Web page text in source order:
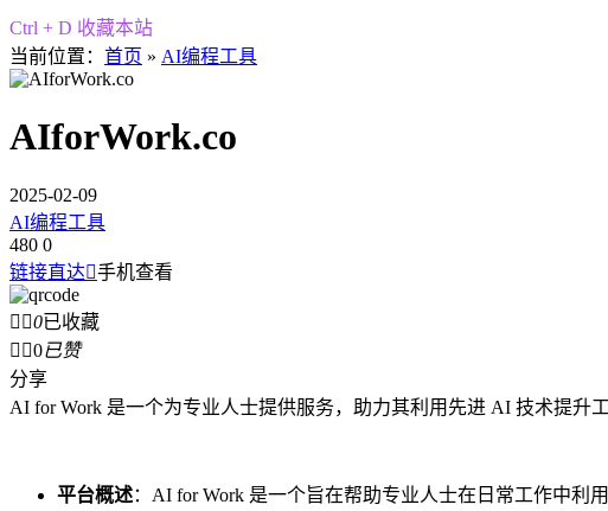
Ctrl + D 收藏本站
当前位置： 首页 » AI编程工具
AIforWork.co
2025-02-09
AI编程工具
480 0
链接直达手机查看
 0已收藏
 0已赞
分享
AI for Work 是一个为专业人士提供服务，助力其利用先进 AI 技术提升
平台概述：AI for Work 是一个旨在帮助专业人士在日常工作中利